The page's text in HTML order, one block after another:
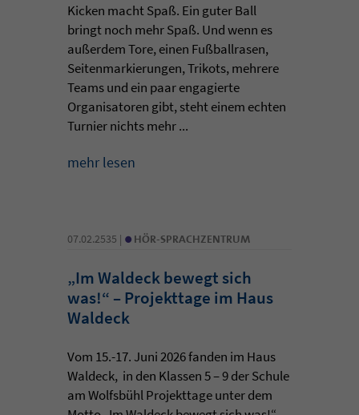
Kicken macht Spaß. Ein guter Ball
bringt noch mehr Spaß. Und wenn es
außerdem Tore, einen Fußballrasen,
Seitenmarkierungen, Trikots, mehrere
Teams und ein paar engagierte
Organisatoren gibt, steht einem echten
Turnier nichts mehr ...
mehr lesen
07.02.2535 | • HÖR-SPRACHZENTRUM
„Im Waldeck bewegt sich
was!“ – Projekttage im Haus
Waldeck
Vom 15.-17. Juni 2026 fanden im Haus
Waldeck, in den Klassen 5 – 9 der Schule
am Wolfsbühl Projekttage unter dem